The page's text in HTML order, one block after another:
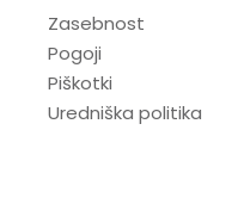
Zasebnost
Pogoji
Piškotki
Uredniška politika